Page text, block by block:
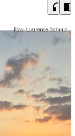
headphones chrome_reader_mode
Foto: Laurence Schmid